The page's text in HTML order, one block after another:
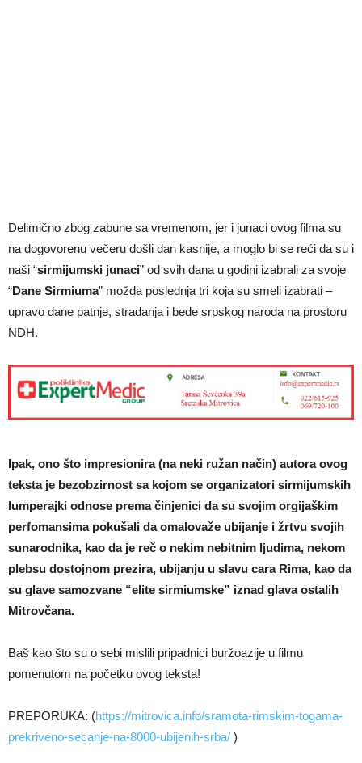
Delimično zbog zabune sa vremenom, jer i junaci ovog filma su
na dogovorenu večeru došli dan kasnije, a moglo bi se reći da su i
naši “sirmijumski junaci” od svih dana u godini izabrali za svoje
“Dane Sirmiuma” možda poslednja tri koja su smeli izabrati –
upravo dane patnje, stradanja i bede srpskog naroda na prostoru
NDH.
Ipak, ono što impresionira (na neki ružan način) autora ovog
teksta je bezobzirnost sa kojom se organizatori sirmijumskih
lumperajki odnose prema činjenici da su svojim orgijaškim
perfomansima pokušali da omalovaže ubijanje i žrtvu svojih
sunarodnika, kao da je reč o nekim nebitnim ljudima, nekom
plebsu dostojnom prezira, ubijanju u slavu cara Rima, kao da
su glave samozvane “elite sirmiumske” iznad glava ostalih
Mitrovčana.
Baš kao što su o sebi mislili pripadnici buržoazije u filmu
pomenutom na početku ovog teksta!
PREPORUKA: (https://mitrovica.info/sramota-rimskim-togama-
prekriveno-secanje-na-8000-ubijenih-srba/ )